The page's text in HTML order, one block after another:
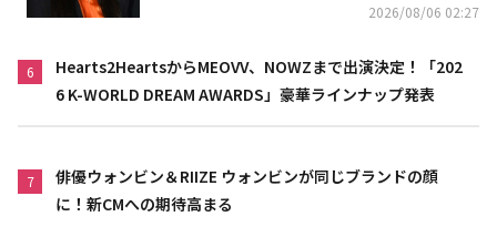
2026/08/06 02:27
6
Hearts2HeartsからMEOVV、NOWZまで出演決定！「202
6 K-WORLD DREAM AWARDS」豪華ラインナップ発表
7
俳優ウォンビン＆RIIZE ウォンビンが同じブランドの顔
に！新CMへの期待高まる